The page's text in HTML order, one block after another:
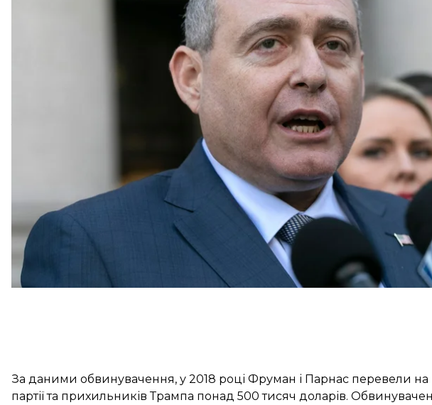
винним у шести епізодах фінансових злочинів. Парнас став відомим
з Руді Джуліані — колишнім особистим адвокатом Дональда Трампа.
Зокрема, Парнаса визнали винним у використанні коштів
політичних пожертв політикам із метою нібито розпочати бізнес із
марихуани (негромадянам у США заборонено фінансувати політичні
Також бізнесмена визнали винним у незаконному фінансуванні
Республіканською партією та 45-им президентом США Дональдом
звинуваченням судили партнера Парнаса — Ігоря Фрумана, який
За даними обвинувачення, у 2018 році Фруман і Парнас перевели на
партії та прихильників Трампа понад 500 тисяч доларів.